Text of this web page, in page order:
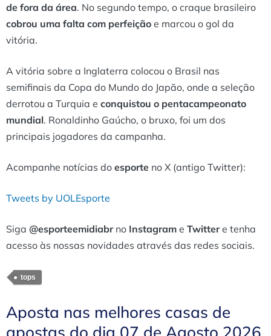
de fora da área. No segundo tempo, o craque brasileiro
cobrou uma falta com perfeição e marcou o gol da
vitória.
A vitória sobre a Inglaterra colocou o Brasil nas
semifinais da Copa do Mundo do Japão, onde a seleção
derrotou a Turquia e conquistou o pentacampeonato
mundial. Ronaldinho Gaúcho, o bruxo, foi um dos
principais jogadores da campanha.
Acompanhe notícias do esporte no X (antigo Twitter):
Tweets by UOLEsporte
Siga @esporteemidiabrno Instagram e Twittere tenha
acesso às nossas novidades através das redes sociais.
tops
Aposta nas melhores casas de